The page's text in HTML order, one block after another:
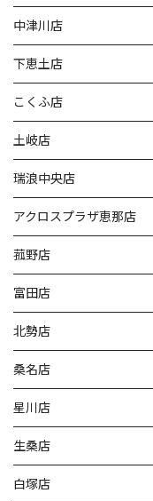
中津川店
下恵土店
こくふ店
土岐店
瑞浪中央店
アクロスプラザ恵那店
菰野店
富田店
北勢店
桑名店
星川店
生桑店
白塚店